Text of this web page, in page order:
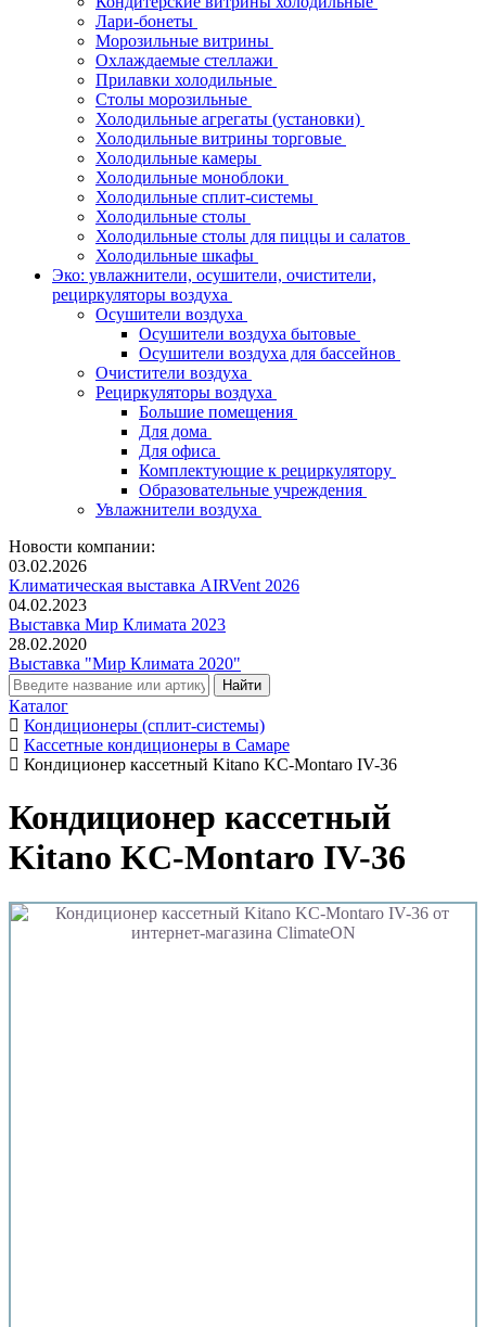
Лари-бонеты
Морозильные витрины
Охлаждаемые стеллажи
Прилавки холодильные
Столы морозильные
Холодильные агрегаты (установки)
Холодильные витрины торговые
Холодильные камеры
Холодильные моноблоки
Холодильные сплит-системы
Холодильные столы
Холодильные столы для пиццы и салатов
Холодильные шкафы
Эко: увлажнители, осушители, очистители,
рециркуляторы воздуха
Осушители воздуха
Осушители воздуха бытовые
Осушители воздуха для бассейнов
Очистители воздуха
Рециркуляторы воздуха
Большие помещения
Для дома
Для офиса
Комплектующие к рециркулятору
Образовательные учреждения
Увлажнители воздуха
Новости компании:
03.02.2026
Климатическая выставка AIRVent 2026
04.02.2023
Выставка Мир Климата 2023
28.02.2020
Выставка "Мир Климата 2020"
Каталог
Кондиционеры (сплит-системы)
Кассетные кондиционеры в Самаре
Кондиционер кассетный Kitano KC-Montaro IV-36
Кондиционер кассетный
Kitano KC-Montaro IV-36